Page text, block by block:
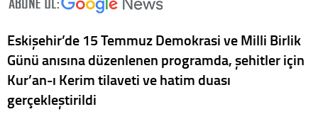
Eskişehir’de 15 Temmuz Demokrasi ve Milli Birlik
Günü anısına düzenlenen programda, şehitler için
Kur’an-ı Kerim tilaveti ve hatim duası
gerçekleştirildi